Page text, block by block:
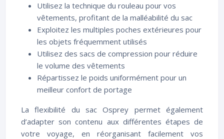
Utilisez la technique du rouleau pour vos
vêtements, profitant de la malléabilité du sac
Exploitez les multiples poches extérieures pour
les objets fréquemment utilisés
Utilisez des sacs de compression pour réduire
le volume des vêtements
Répartissez le poids uniformément pour un
meilleur confort de portage
La flexibilité du sac Osprey permet également
d’adapter son contenu aux différentes étapes de
votre voyage, en réorganisant facilement vos